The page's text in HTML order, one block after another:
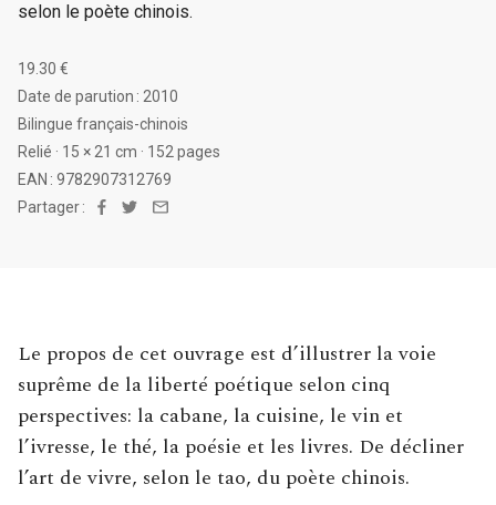
selon le poète chinois.
19.30 €
Date de parution : 2010
Bilingue français-chinois
Relié · 15 × 21 cm · 152 pages
EAN : 9782907312769
Partager :
Facebook
Twitter
Le propos de cet ouvrage est d’illustrer la voie
suprême de la liberté poétique selon cinq
perspectives: la cabane, la cuisine, le vin et
l’ivresse, le thé, la poésie et les livres. De décliner
l’art de vivre, selon le tao, du poète chinois.